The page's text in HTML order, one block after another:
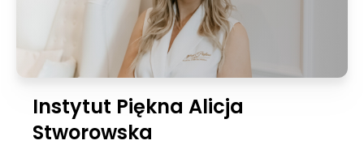
Instytut Piękna Alicja
Stworowska